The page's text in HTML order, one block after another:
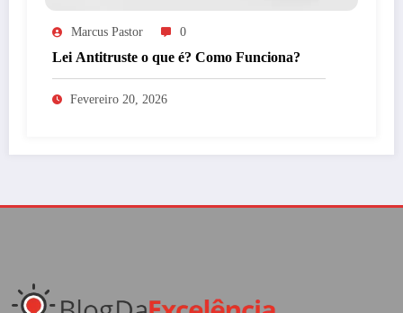
Marcus Pastor 0
Lei Antitruste o que é? Como Funciona?
Fevereiro 20, 2026